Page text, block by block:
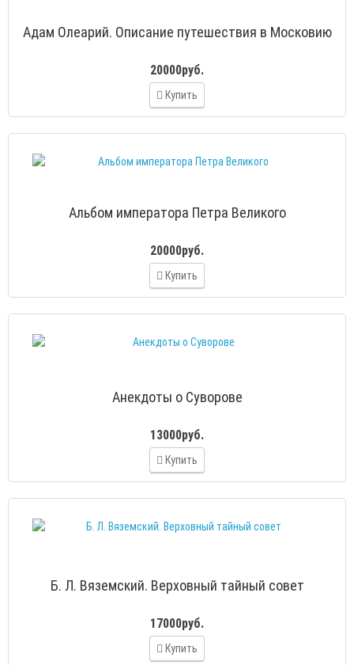
Адам Олеарий. Описание путешествия в Московию
20000руб.
Купить
Альбом императора Петра Великого
20000руб.
Купить
Анекдоты о Суворове
13000руб.
Купить
Б. Л. Вяземский. Верховный тайный совет
17000руб.
Купить